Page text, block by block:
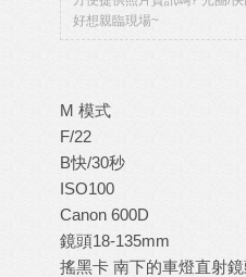
好想親臨現場~
M 模式
F/22
B快/30秒
ISO100
Canon 600D
鏡頭18-135mm
搖黑卡 南下的車燈直射